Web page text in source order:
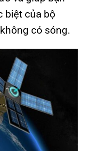
biệt của bộ
có sóng.